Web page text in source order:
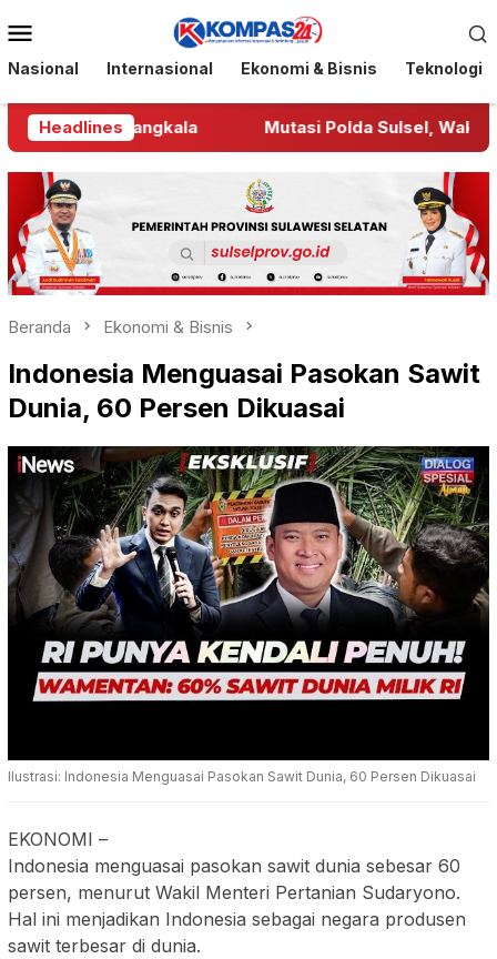
ke
kontenMobile
Nasional Internasional Ekonomi & Bisnis Teknologi
Headlines
Bangkala Mutasi Polda Sulsel, Wakapolres
Beranda Ekonomi & Bisnis
Indonesia Menguasai Pasokan Sawit
Dunia, 60 Persen Dikuasai
Ilustrasi: Indonesia Menguasai Pasokan Sawit Dunia, 60 Persen Dikuasai
EKONOMI –
Indonesia menguasai pasokan sawit dunia sebesar 60
persen, menurut Wakil Menteri Pertanian Sudaryono.
Hal ini menjadikan Indonesia sebagai negara produsen
sawit terbesar di dunia.